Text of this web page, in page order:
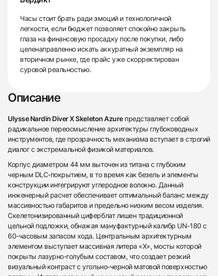
Часы стоит брать ради эмоций и технологичной
легкости, если бюджет позволяет спокойно закрыть
глаза на финансовую просадку после покупки, либо
целенаправленно искать аккуратный экземпляр на
вторичном рынке, где прайс уже скорректирован
суровой реальностью.
Описание
Ulysse Nardin Diver X Skeleton Azureпредставляет собой
радикальное переосмысление архитектуры глубоководных
инструментов, где прозрачность механизма вступает в строгий
диалог с экстремальной физикой материалов.
Корпус диаметром 44 мм выточен из титана с глубоким
черным DLC-покрытием, в то время как безель и элементы
конструкции интегрируют углеродное волокно. Данный
инженерный расчет обеспечивает оптимальный баланс между
массивностью габаритов и предельно низким весом изделия.
Скелетонизированный циферблат лишен традиционной
цельной подложки, обнажая мануфактурный калибр UN-180 с
60-часовым запасом хода. Центральным архитектурным
элементом выступает массивная литера «X», мосты которой
покрыты лазурно-голубым составом, что создает резкий
визуальный контраст с угольно-черной матовой поверхностью